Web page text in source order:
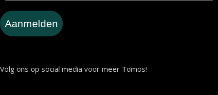
Aanmelden
Volg ons op social media voor meer Tomos!